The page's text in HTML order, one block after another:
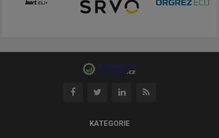
KATEGORIE